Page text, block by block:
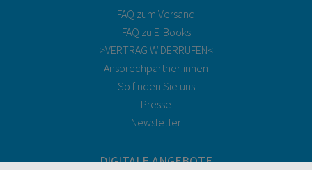
FAQ zum Versand
FAQ zu E-Books
>VERTRAG WIDERRUFEN<
Ansprechpartner:innen
So finden Sie uns
Presse
Newsletter
DIGITALE ANGEBOTE